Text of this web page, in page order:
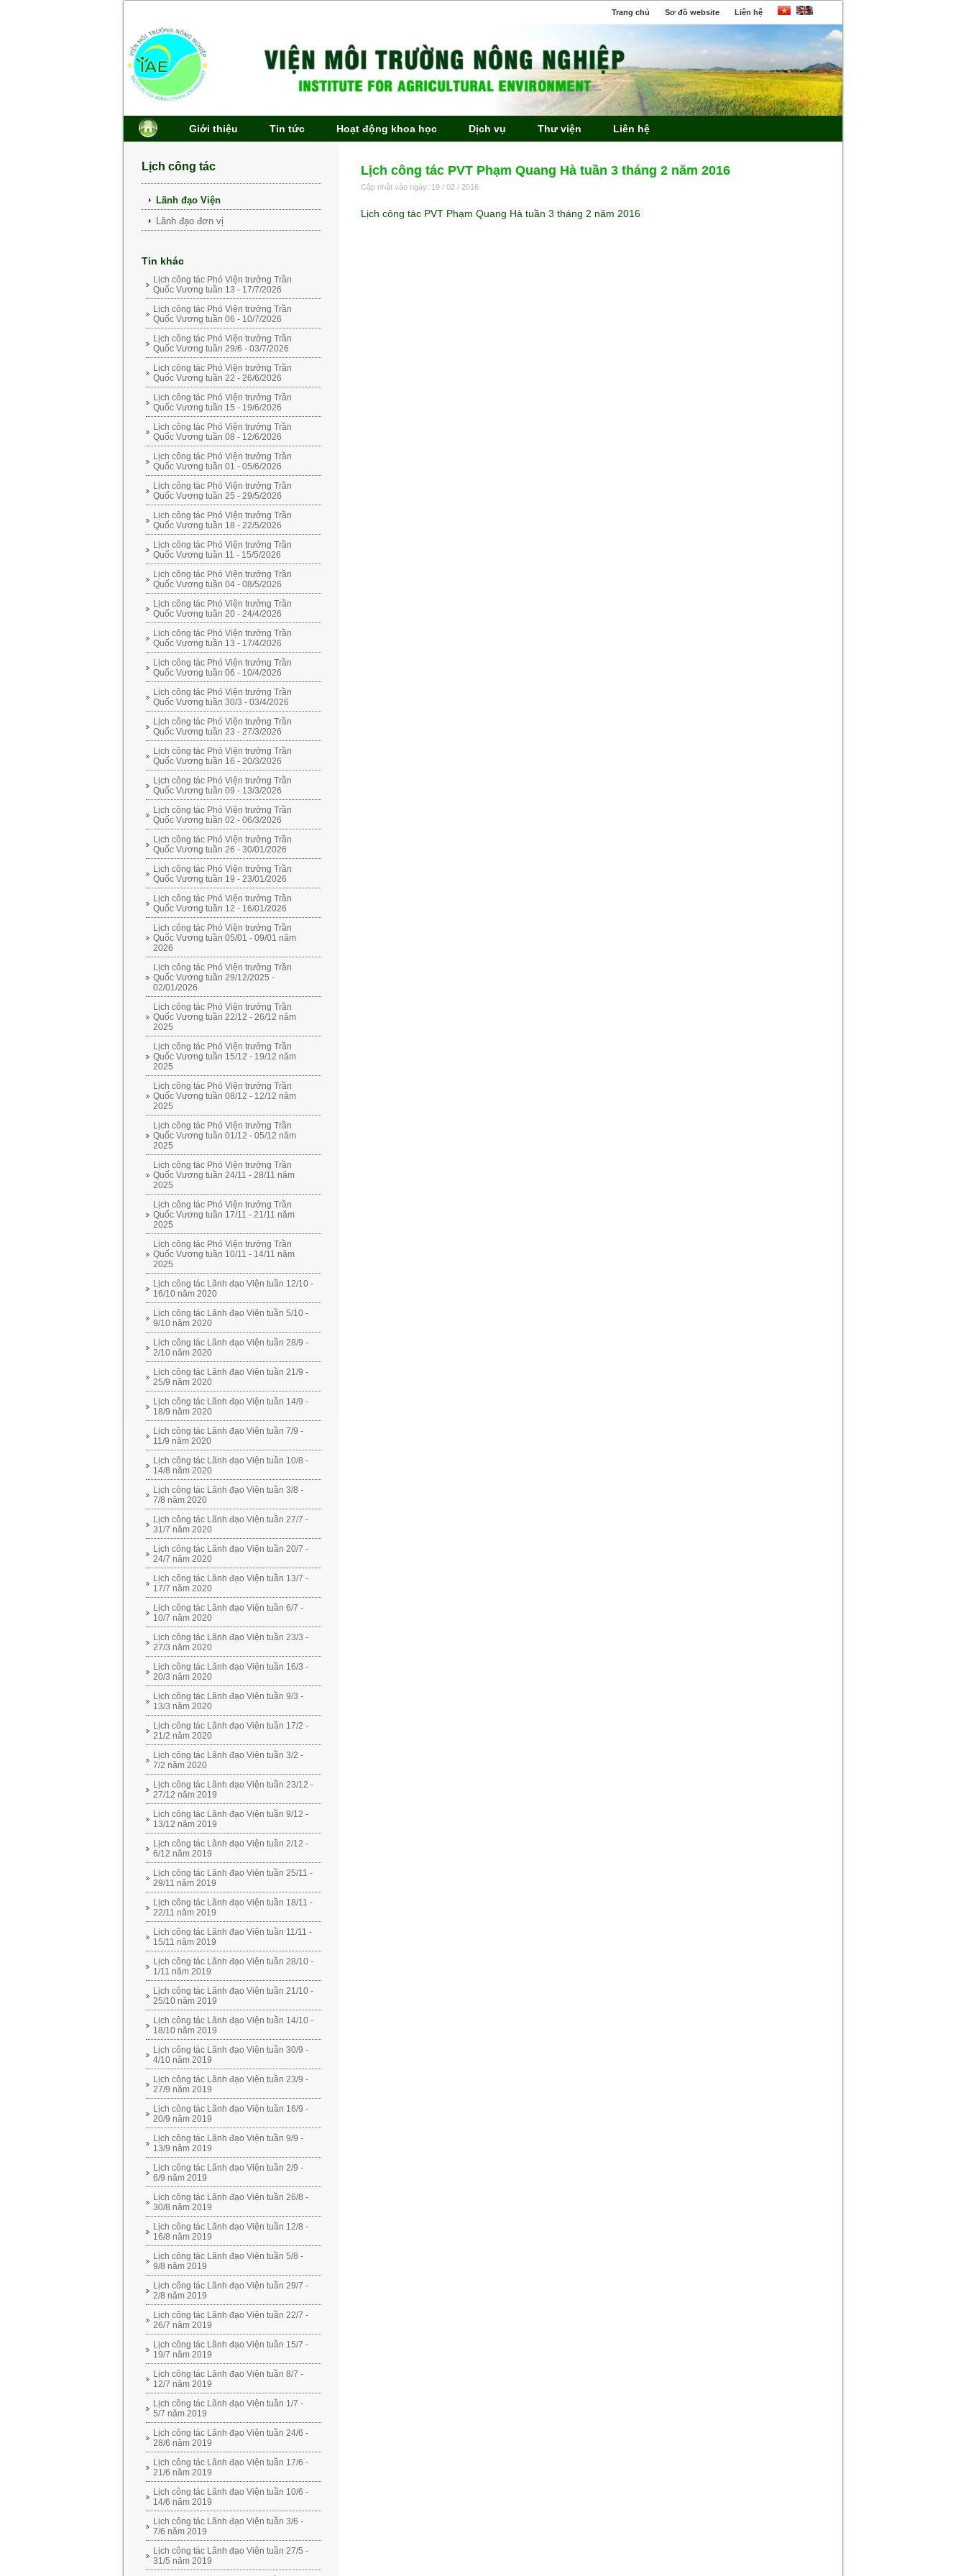
Trang chủ Sơ đồ website Liên hệ
Giới thiệu Tin tức Hoạt động khoa học Dịch vụ Thư viện Liên hệ
Lịch công tác
Lãnh đạo Viện
Lãnh đạo đơn vị
Tin khác
Lịch công tác Phó Viện trưởng Trần
Quốc Vương tuần 13 - 17/7/2026
Lịch công tác Phó Viện trưởng Trần
Quốc Vương tuần 06 - 10/7/2026
Lịch công tác Phó Viện trưởng Trần
Quốc Vương tuần 29/6 - 03/7/2026
Lịch công tác Phó Viện trưởng Trần
Quốc Vương tuần 22 - 26/6/2026
Lịch công tác Phó Viện trưởng Trần
Quốc Vương tuần 15 - 19/6/2026
Lịch công tác Phó Viện trưởng Trần
Quốc Vương tuần 08 - 12/6/2026
Lịch công tác Phó Viện trưởng Trần
Quốc Vương tuần 01 - 05/6/2026
Lịch công tác Phó Viện trưởng Trần
Quốc Vương tuần 25 - 29/5/2026
Lịch công tác Phó Viện trưởng Trần
Quốc Vương tuần 18 - 22/5/2026
Lịch công tác Phó Viện trưởng Trần
Quốc Vương tuần 11 - 15/5/2026
Lịch công tác Phó Viện trưởng Trần
Quốc Vương tuần 04 - 08/5/2026
Lịch công tác Phó Viện trưởng Trần
Quốc Vương tuần 20 - 24/4/2026
Lịch công tác Phó Viện trưởng Trần
Quốc Vương tuần 13 - 17/4/2026
Lịch công tác Phó Viện trưởng Trần
Quốc Vương tuần 06 - 10/4/2026
Lịch công tác Phó Viện trưởng Trần
Quốc Vương tuần 30/3 - 03/4/2026
Lịch công tác Phó Viện trưởng Trần
Quốc Vương tuần 23 - 27/3/2026
Lịch công tác Phó Viện trưởng Trần
Quốc Vương tuần 16 - 20/3/2026
Lịch công tác Phó Viện trưởng Trần
Quốc Vương tuần 09 - 13/3/2026
Lịch công tác Phó Viện trưởng Trần
Quốc Vương tuần 02 - 06/3/2026
Lịch công tác Phó Viện trưởng Trần
Quốc Vương tuần 26 - 30/01/2026
Lịch công tác Phó Viện trưởng Trần
Quốc Vương tuần 19 - 23/01/2026
Lịch công tác Phó Viện trưởng Trần
Quốc Vương tuần 12 - 16/01/2026
Lịch công tác Phó Viện trưởng Trần
Quốc Vương tuần 05/01 - 09/01 năm
2026
Lịch công tác Phó Viện trưởng Trần
Quốc Vương tuần 29/12/2025 -
02/01/2026
Lịch công tác Phó Viện trưởng Trần
Quốc Vương tuần 22/12 - 26/12 năm
2025
Lịch công tác Phó Viện trưởng Trần
Quốc Vương tuần 15/12 - 19/12 năm
2025
Lịch công tác Phó Viện trưởng Trần
Quốc Vương tuần 08/12 - 12/12 năm
2025
Lịch công tác Phó Viện trưởng Trần
Quốc Vương tuần 01/12 - 05/12 năm
2025
Lịch công tác Phó Viện trưởng Trần
Quốc Vương tuần 24/11 - 28/11 năm
2025
Lịch công tác Phó Viện trưởng Trần
Quốc Vương tuần 17/11 - 21/11 năm
2025
Lịch công tác Phó Viện trưởng Trần
Quốc Vương tuần 10/11 - 14/11 năm
2025
Lịch công tác Lãnh đạo Viện tuần 12/10 -
16/10 năm 2020
Lịch công tác Lãnh đạo Viện tuần 5/10 -
9/10 năm 2020
Lịch công tác Lãnh đạo Viện tuần 28/9 -
2/10 năm 2020
Lịch công tác Lãnh đạo Viện tuần 21/9 -
25/9 năm 2020
Lịch công tác Lãnh đạo Viện tuần 14/9 -
18/9 năm 2020
Lịch công tác Lãnh đạo Viện tuần 7/9 -
11/9 năm 2020
Lịch công tác Lãnh đạo Viện tuần 10/8 -
14/8 năm 2020
Lịch công tác Lãnh đạo Viện tuần 3/8 -
7/8 năm 2020
Lịch công tác Lãnh đạo Viện tuần 27/7 -
31/7 năm 2020
Lịch công tác Lãnh đạo Viện tuần 20/7 -
24/7 năm 2020
Lịch công tác Lãnh đạo Viện tuần 13/7 -
17/7 năm 2020
Lịch công tác Lãnh đạo Viện tuần 6/7 -
10/7 năm 2020
Lịch công tác Lãnh đạo Viện tuần 23/3 -
27/3 năm 2020
Lịch công tác Lãnh đạo Viện tuần 16/3 -
20/3 năm 2020
Lịch công tác Lãnh đạo Viện tuần 9/3 -
13/3 năm 2020
Lịch công tác Lãnh đạo Viện tuần 17/2 -
21/2 năm 2020
Lịch công tác Lãnh đạo Viện tuần 3/2 -
7/2 năm 2020
Lịch công tác Lãnh đạo Viện tuần 23/12 -
27/12 năm 2019
Lịch công tác Lãnh đạo Viện tuần 9/12 -
13/12 năm 2019
Lịch công tác Lãnh đạo Viện tuần 2/12 -
6/12 năm 2019
Lịch công tác Lãnh đạo Viện tuần 25/11 -
29/11 năm 2019
Lịch công tác Lãnh đạo Viện tuần 18/11 -
22/11 năm 2019
Lịch công tác Lãnh đạo Viện tuần 11/11 -
15/11 năm 2019
Lịch công tác Lãnh đạo Viện tuần 28/10 -
1/11 năm 2019
Lịch công tác Lãnh đạo Viện tuần 21/10 -
25/10 năm 2019
Lịch công tác Lãnh đạo Viện tuần 14/10 -
18/10 năm 2019
Lịch công tác Lãnh đạo Viện tuần 30/9 -
4/10 năm 2019
Lịch công tác Lãnh đạo Viện tuần 23/9 -
27/9 năm 2019
Lịch công tác Lãnh đạo Viện tuần 16/9 -
20/9 năm 2019
Lịch công tác Lãnh đạo Viện tuần 9/9 -
13/9 năm 2019
Lịch công tác Lãnh đạo Viện tuần 2/9 -
6/9 năm 2019
Lịch công tác Lãnh đạo Viện tuần 26/8 -
30/8 năm 2019
Lịch công tác Lãnh đạo Viện tuần 12/8 -
16/8 năm 2019
Lịch công tác Lãnh đạo Viện tuần 5/8 -
9/8 năm 2019
Lịch công tác Lãnh đạo Viện tuần 29/7 -
2/8 năm 2019
Lịch công tác Lãnh đạo Viện tuần 22/7 -
26/7 năm 2019
Lịch công tác Lãnh đạo Viện tuần 15/7 -
19/7 năm 2019
Lịch công tác Lãnh đạo Viện tuần 8/7 -
12/7 năm 2019
Lịch công tác Lãnh đạo Viện tuần 1/7 -
5/7 năm 2019
Lịch công tác Lãnh đạo Viện tuần 24/6 -
28/6 năm 2019
Lịch công tác Lãnh đạo Viện tuần 17/6 -
21/6 năm 2019
Lịch công tác Lãnh đạo Viện tuần 10/6 -
14/6 năm 2019
Lịch công tác Lãnh đạo Viện tuần 3/6 -
7/6 năm 2019
Lịch công tác Lãnh đạo Viện tuần 27/5 -
31/5 năm 2019
Lịch công tác PVT Phạm Quang Hà tuần 3 tháng 2 năm 2016
Cập nhật vào ngày: 19 / 02 / 2016
Lịch công tác PVT Phạm Quang Hà tuần 3 tháng 2 năm 2016